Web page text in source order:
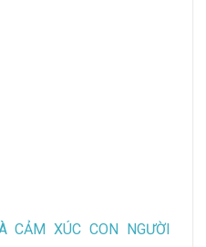
CẢM XÚC CON NGƯỜI